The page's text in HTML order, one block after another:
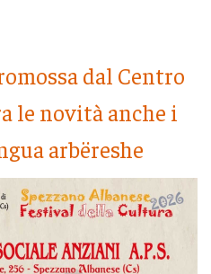
dal Centro
le novità anche i
arbëreshe